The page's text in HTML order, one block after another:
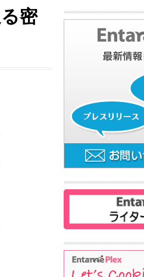
密